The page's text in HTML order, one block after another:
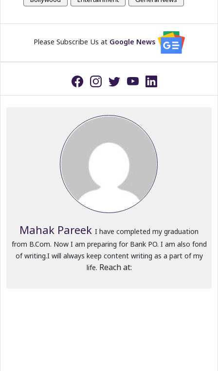
Please Subscribe Us at Google News
Mahak Pareek I have completed my graduation
from B.Com. Now I am preparing for Bank PO. I am also fond
of writing.I will always keep content writing as a part of my
life. Reach at: